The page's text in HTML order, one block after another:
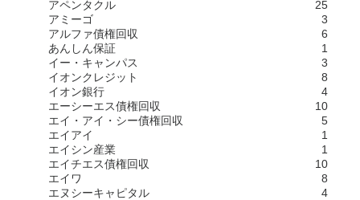
アペンタクル
25
アミーゴ
3
アルファ債権回収
6
あんしん保証
1
イー・キャンパス
3
イオンクレジット
8
イオン銀行
4
エーシーエス債権回収
10
エイ・アイ・シー債権回収
5
エイアイ
1
エイシン産業
1
エイチエス債権回収
10
エイワ
8
エヌシーキャピタル
4